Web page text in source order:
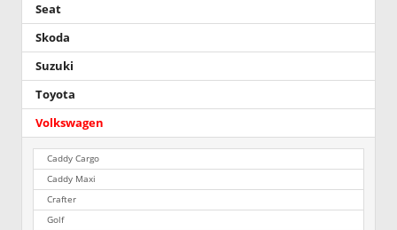
Seat
Skoda
Suzuki
Toyota
Volkswagen
Caddy Cargo
Caddy Maxi
Crafter
Golf